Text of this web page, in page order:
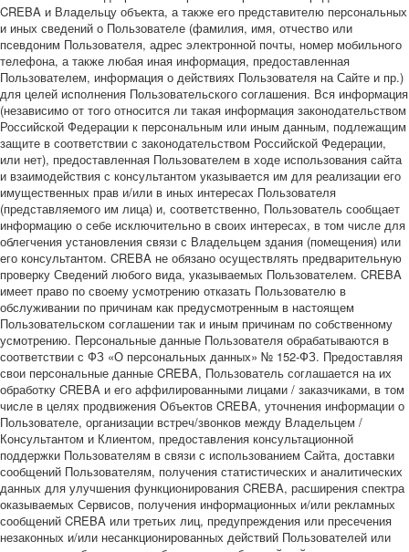
CREBA и Владельцу объекта, а также его представителю персональных
и иных сведений о Пользователе (фамилия, имя, отчество или
псевдоним Пользователя, адрес электронной почты, номер мобильного
телефона, а также любая иная информация, предоставленная
Пользователем, информация о действиях Пользователя на Сайте и пр.)
для целей исполнения Пользовательского соглашения. Вся информация
(независимо от того относится ли такая информация законодательством
Российской Федерации к персональным или иным данным, подлежащим
защите в соответствии с законодательством Российской Федерации,
или нет), предоставленная Пользователем в ходе использования сайта
и взаимодействия с консультантом указывается им для реализации его
имущественных прав и/или в иных интересах Пользователя
(представляемого им лица) и, соответственно, Пользователь сообщает
информацию о себе исключительно в своих интересах, в том числе для
облегчения установления связи с Владельцем здания (помещения) или
его консультантом. CREBA не обязано осуществлять предварительную
проверку Сведений любого вида, указываемых Пользователем. CREBA
имеет право по своему усмотрению отказать Пользователю в
обслуживании по причинам как предусмотренным в настоящем
Пользовательском соглашении так и иным причинам по собственному
усмотрению. Персональные данные Пользователя обрабатываются в
соответствии с ФЗ «О персональных данных» № 152-ФЗ. Предоставляя
свои персональные данные CREBA, Пользователь соглашается на их
обработку CREBA и его аффилированными лицами / заказчиками, в том
числе в целях продвижения Объектов CREBA, уточнения информации о
Пользователе, организации встреч/звонков между Владельцем /
Консультантом и Клиентом, предоставления консультационной
поддержки Пользователям в связи с использованием Сайта, доставки
сообщений Пользователям, получения статистических и аналитических
данных для улучшения функционирования CREBA, расширения спектра
оказываемых Сервисов, получения информационных и/или рекламных
сообщений CREBA или третьих лиц, предупреждения или пресечения
незаконных и/или несанкционированных действий Пользователей или